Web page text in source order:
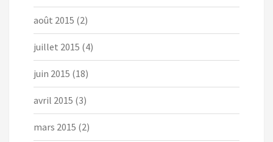
août 2015 (2)
juillet 2015 (4)
juin 2015 (18)
avril 2015 (3)
mars 2015 (2)